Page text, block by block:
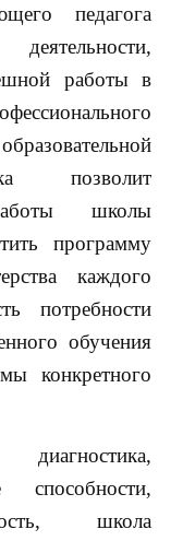
педагога
работы в
позволит
школы
программу
каждого
потребности
обучения
конкретного
диагностика,
способности,
школа